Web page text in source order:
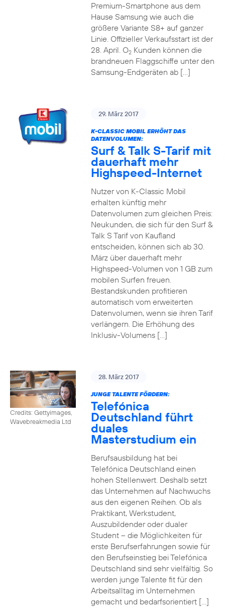
Premium-Smartphone aus dem
Hause Samsung wie auch die
größere Variante S8+ auf ganzer
Linie. Offizieller Verkaufsstart ist der
28. April. O2Kunden können die
brandneuen Flaggschiffe unter den
Samsung-Endgeräten ab […]
29. März 2017
K-CLASSIC MOBIL ERHÖHT DAS
DATENVOLUMEN:
Surf & Talk S-Tarif mit
dauerhaft mehr
Highspeed-Internet
Nutzer von K-Classic Mobil
erhalten künftig mehr
Datenvolumen zum gleichen Preis:
Neukunden, die sich für den Surf &
Talk S Tarif von Kaufland
entscheiden, können sich ab 30.
März über dauerhaft mehr
Highspeed-Volumen von 1 GB zum
mobilen Surfen freuen.
Bestandskunden profitieren
automatisch vom erweiterten
Datenvolumen, wenn sie ihren Tarif
verlängern. Die Erhöhung des
Inklusiv-Volumens […]
Credits: Gettyimages,
Wavebreakmedia Ltd
28. März 2017
JUNGE TALENTE FÖRDERN:
Telefónica
Deutschland führt
duales
Masterstudium ein
Berufsausbildung hat bei
Telefónica Deutschland einen
hohen Stellenwert. Deshalb setzt
das Unternehmen auf Nachwuchs
aus den eigenen Reihen. Ob als
Praktikant, Werkstudent,
Auszubildender oder dualer
Student – die Möglichkeiten für
erste Berufserfahrungen sowie für
den Berufseinstieg bei Telefónica
Deutschland sind sehr vielfältig. So
werden junge Talente fit für den
Arbeitsalltag im Unternehmen
gemacht und bedarfsorientiert […]